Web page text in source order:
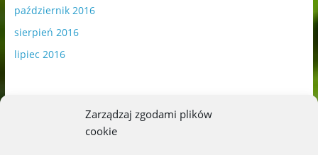
Zarządzaj zgodami plików
cookie
październik 2016
sierpień 2016
lipiec 2016